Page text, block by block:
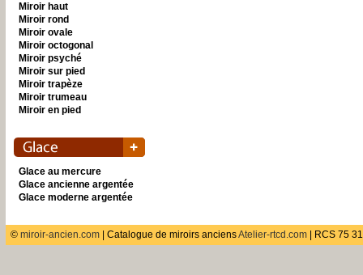
Miroir haut
Miroir rond
Miroir ovale
Miroir octogonal
Miroir psyché
Miroir sur pied
Miroir trapèze
Miroir trumeau
Miroir en pied
Glace au mercure
Glace ancienne argentée
Glace moderne argentée
© miroir-ancien.com| Catalogue de miroirs anciensAtelier-rtcd.com| RCS 75